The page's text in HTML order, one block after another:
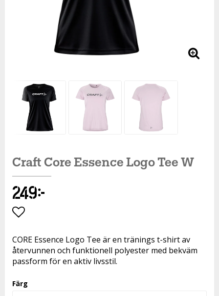
Craft Core Essence Logo Tee W
249 kr
CORE Essence Logo Tee är en tränings t-shirt av
återvunnen och funktionell polyester med bekväm
passform för en aktiv livsstil.
Färg